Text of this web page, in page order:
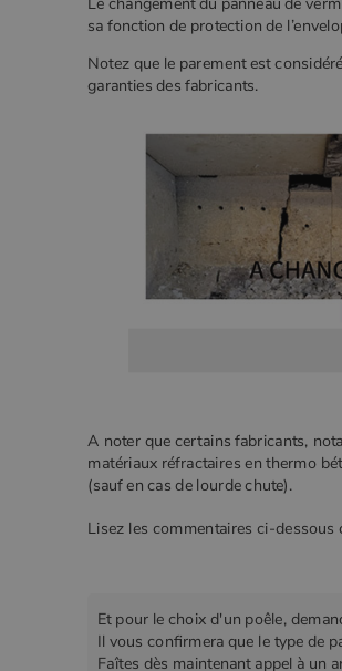
sa fonction de protection de
Notez que le parement est
garanties des fabricants.
A noter que certains fabricants,
matériaux réfractaires en thermo
(sauf en cas de lourde chute).
Lisez les commentaires ci-
Et pour le choix d'un poêle,
Il vous confirmera que le type de
Faîtes dès maintenant appel à un